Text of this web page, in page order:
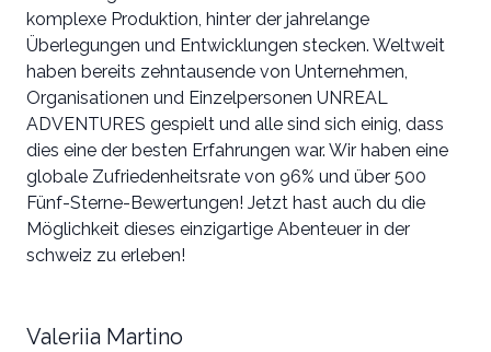
komplexe Produktion, hinter der jahrelange
Überlegungen und Entwicklungen stecken. Weltweit
haben bereits zehntausende von Unternehmen,
Organisationen und Einzelpersonen UNREAL
ADVENTURES gespielt und alle sind sich einig, dass
dies eine der besten Erfahrungen war. Wir haben eine
globale Zufriedenheitsrate von 96% und über 500
Fünf-Sterne-Bewertungen! Jetzt hast auch du die
Möglichkeit dieses einzigartige Abenteuer in der
schweiz zu erleben!
Valeriia Martino